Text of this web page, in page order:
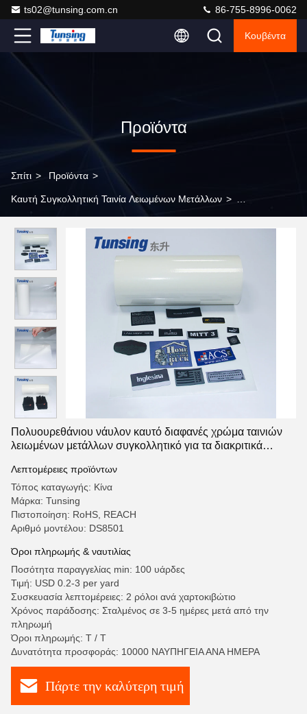
ts02@tunsing.com.cn 86-755-8996-0062
Κουβέντα
Προϊόντα
Σπίτι > Προϊόντα >
Καυτή Συγκολλητική Ταινία Λειωμένων Μετάλλων >
λειωμένων μετάλλων συγκολλητικό για τα διακριτικά κεντητικής
Πολυουρεθάνιου νάυλον καυτό διαφανές χρώμα ταινιών
λειωμένων μετάλλων συγκολλητικό για τα διακριτικά
Λεπτομέρειες προϊόντων
Τόπος καταγωγής: Κίνα
Μάρκα: Tunsing
Πιστοποίηση: RoHS, REACH
Αριθμό μοντέλου: DS8501
Όροι πληρωμής & ναυτιλίας
Ποσότητα παραγγελίας min: 100 υάρδες
Τιμή: USD 0.2-3 per yard
Συσκευασία λεπτομέρειες: 2 ρόλοι ανά χαρτοκιβώτιο
Χρόνος παράδοσης: Σταλμένος σε 3-5 ημέρες μετά από την
πληρωμή
Όροι πληρωμής: T / T
Δυνατότητα προσφοράς: 10000 ΝΑΥΠΗΓΕΙΑ ΑΝΑ ΗΜΕΡΑ
Πάρτε την καλύτερη τιμή